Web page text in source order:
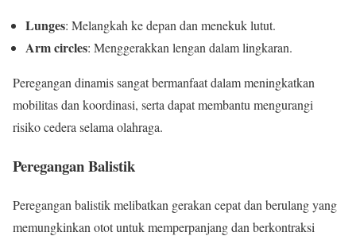
Lunges: Melangkah ke depan dan menekuk lutut.
Arm circles: Menggerakkan lengan dalam lingkaran.
Peregangan dinamis sangat bermanfaat dalam meningkatkan
mobilitas dan koordinasi, serta dapat membantu mengurangi
risiko cedera selama olahraga.
Peregangan Balistik
Peregangan balistik melibatkan gerakan cepat dan berulang yang
memungkinkan otot untuk memperpanjang dan berkontraksi